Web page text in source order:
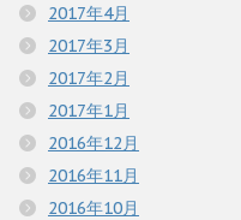
2017年4月
2017年3月
2017年2月
2017年1月
2016年12月
2016年11月
2016年10月